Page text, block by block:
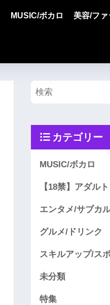
MUSIC/ボカロ 美容/フ
カテゴリー
MUSIC/ボカロ
【18禁】アダルト
エンタメ/サブカ
グルメ/ドリンク
スキルアップ/ス
未分類
特集